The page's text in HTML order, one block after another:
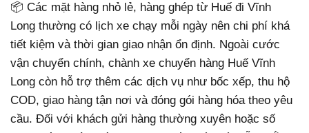
📦 Các mặt hàng nhỏ lẻ, hàng ghép từ Huế đi Vĩnh
Long thường có lịch xe chạy mỗi ngày nên chi phí khá
tiết kiệm và thời gian giao nhận ổn định. Ngoài cước
vận chuyển chính, chành xe chuyển hàng Huế Vĩnh
Long còn hỗ trợ thêm các dịch vụ như bốc xếp, thu hộ
COD, giao hàng tận nơi và đóng gói hàng hóa theo yêu
cầu. Đối với khách gửi hàng thường xuyên hoặc số